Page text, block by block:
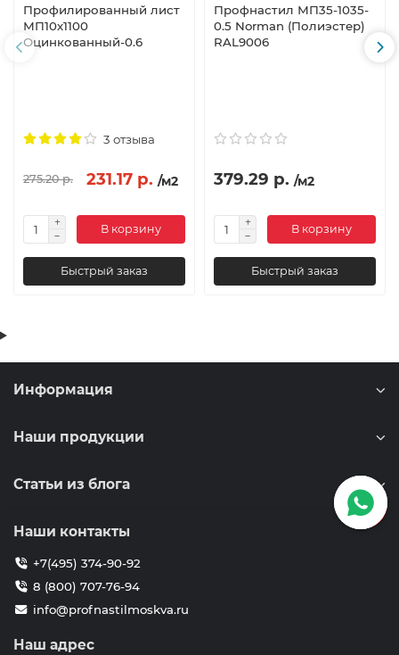
Профилированный лист
МП10х1100
Оцинкованный-0.6
3 отзыва
275.20 р. 231.17 р. /м2
В корзину
Быстрый заказ
Профнастил МП35-1035-
0.5 Norman (Полиэстер)
RAL9006
379.29 р. /м2
В корзину
Быстрый заказ
Информация
Наши продукции
Статьи из блога
Наши контакты
+7(495) 374-90-92
8 (800) 707-76-94
info@profnastilmoskva.ru
Наш адрес